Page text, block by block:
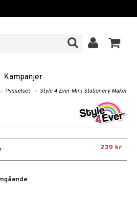
Kampanjer
» Pysselset » Style 4 Ever Mini Stationery Maker
239 kr